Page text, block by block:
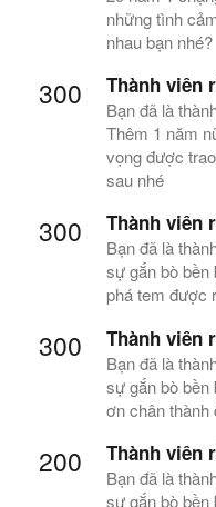
những tình
nhau bạn nhé?
300 Thành viên
Bạn đã là
Thêm 1 năm
vọng được
sau nhé
300 Thành viên
Bạn đã là
sự gắn bò bền
phá tem được
300 Thành viên
Bạn đã là
sự gắn bò bền
ơn chân thành
200 Thành viên
Bạn đã là
sự gắn bò bền